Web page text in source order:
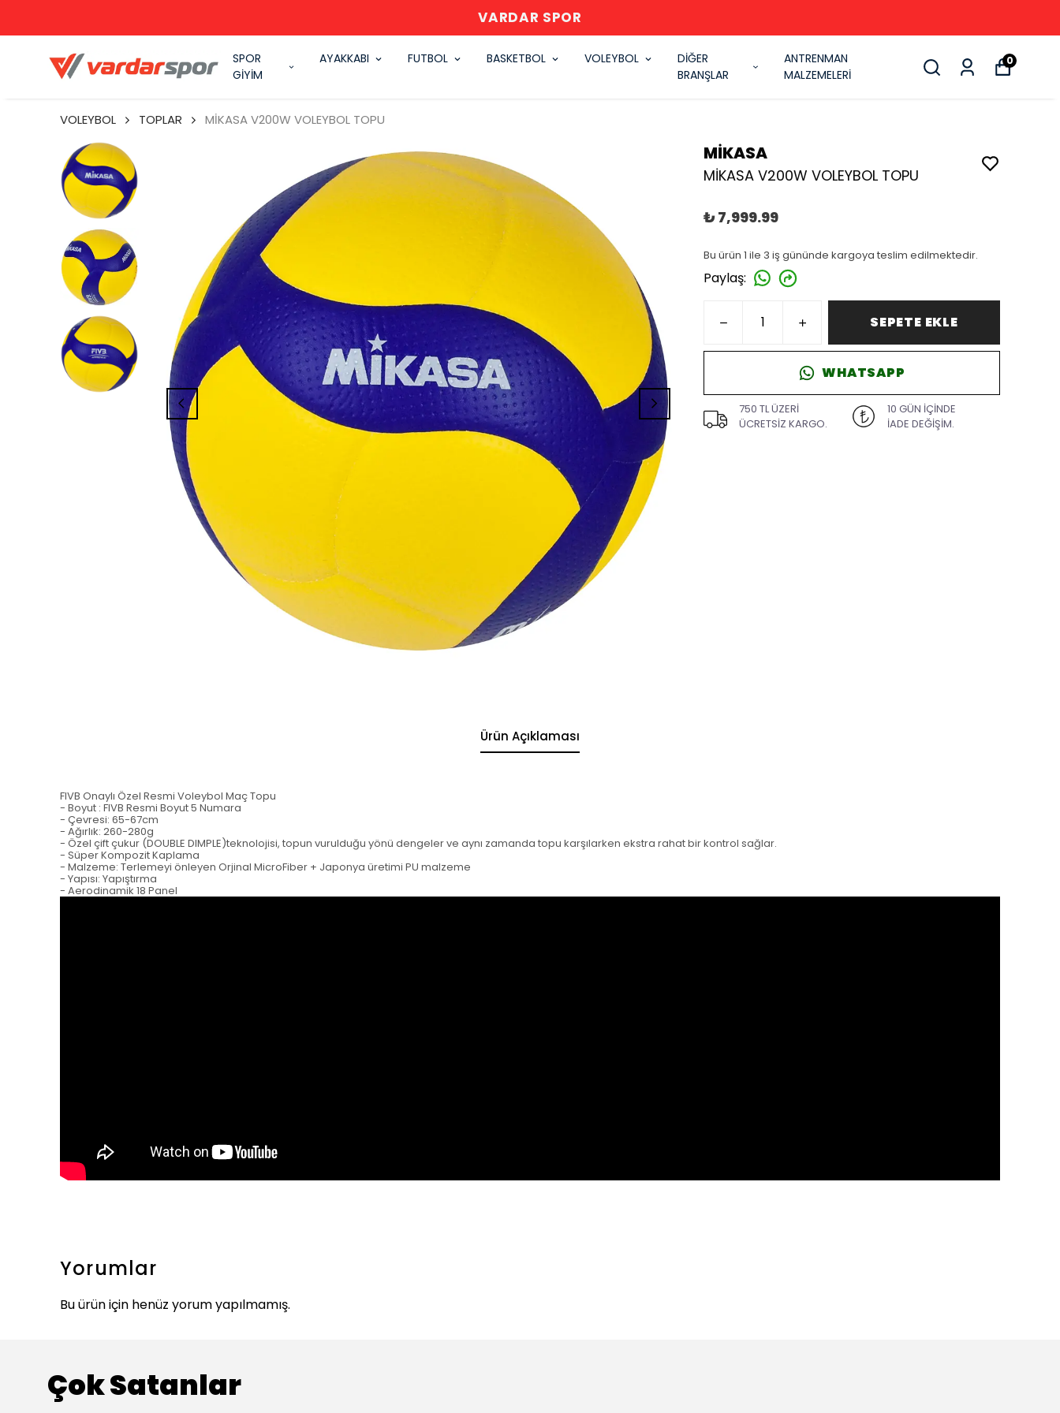
VARDAR SPOR
SPOR
GİYİM
AYAKKABI FUTBOL BASKETBOL VOLEYBOL
DİĞER
BRANŞLAR
ANTRENMAN
MALZEMELERİ
0
VOLEYBOL TOPLAR MİKASA V200W VOLEYBOL TOPU
MİKASA
MİKASA V200W VOLEYBOL TOPU
₺ 7,999.99
Bu ürün 1 ile 3 iş gününde kargoya teslim edilmektedir.
Paylaş:
SEPETE EKLE
WHATSAPP
750 TL ÜZERİ
ÜCRETSİZ KARGO.
10 GÜN İÇİNDE
İADE DEĞİŞİM.
Ürün Açıklaması
FIVB Onaylı Özel Resmi Voleybol Maç Topu
- Boyut : FIVB Resmi Boyut 5 Numara
- Çevresi: 65-67cm
- Ağırlık: 260-280g
- Özel çift çukur (DOUBLE DIMPLE)teknolojisi, topun vurulduğu yönü dengeler ve aynı zamanda topu karşılarken ekstra rahat bir kontrol sağlar.
- Süper Kompozit Kaplama
- Malzeme: Terlemeyi önleyen Orjinal MicroFiber + Japonya üretimi PU malzeme
- Yapısı: Yapıştırma
- Aerodinamik 18 Panel
Yorumlar
Bu ürün için henüz yorum yapılmamış.
Çok Satanlar